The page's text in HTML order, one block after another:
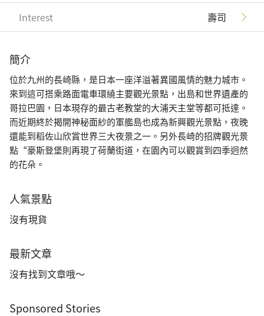
Interest 壽司
簡介
位於九州的長崎縣，是日本一座洋溢著異國風情的魅力城市。
來到這可搭乘路面電車環繞主要觀光景點，出島和世界遺產的
哥拉巴園，日本現存的最古老教堂的大浦天主堂等都可抵達。
而近期終於揭開神秘面紗的軍艦島也成為新興觀光景點，夜晚
還能到稻佐山欣賞世界三大夜景之一。另外長崎的招牌觀光景
點“豪斯登堡則再現了荷蘭街道，在園內可以觀賞到四季迥然
的花朵。
人氣景點
沒有現貨
最新文章
沒有找到文章哦～
Sponsored Stories